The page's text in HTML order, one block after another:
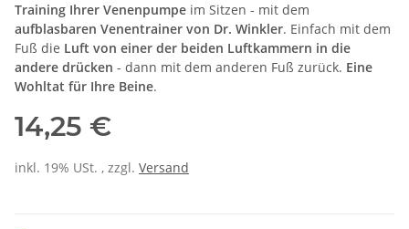
Training Ihrer Venenpumpe im Sitzen - mit dem
aufblasbaren Venentrainer von Dr. Winkler. Einfach mit dem
Fuß die Luft von einer der beiden Luftkammern in die
andere drücken - dann mit dem anderen Fuß zurück. Eine
Wohltat für Ihre Beine.
14,25 €
inkl. 19% USt. , zzgl. Versand